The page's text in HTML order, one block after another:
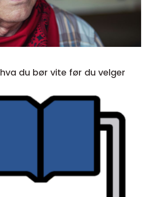
Høreapparat hva du bør vite før du velger